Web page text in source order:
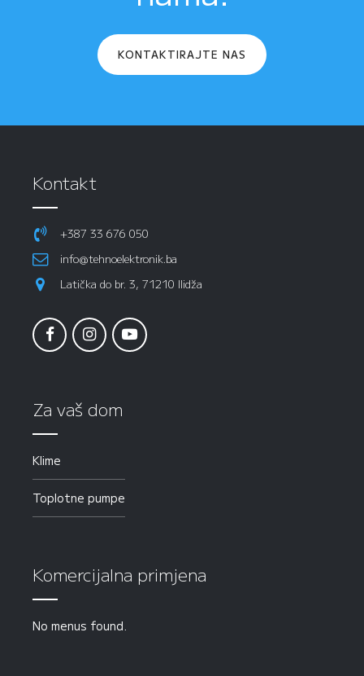
KONTAKTIRAJTE NAS
Kontakt
+387 33 676 050
info@tehnoelektronik.ba
Latička do br. 3, 71210 Ilidža
Za vaš dom
Klime
Toplotne pumpe
Komercijalna primjena
No menus found.